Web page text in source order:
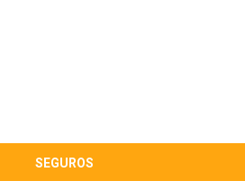
SEGUROS